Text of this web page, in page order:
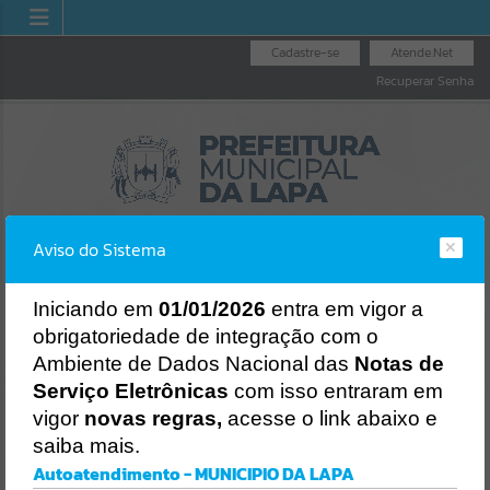
Atende.Net
Cadastre-se
Recuperar Senha
LICITAÇÕES
NOTA FISCAL
ELETRÔNICA
NACIONAL
Aviso do Sistema
Iniciando em 01/01/2026 entra em vigor a
obrigatoriedade de integração com o
Ambiente de Dados Nacional das Notas de
Serviço Eletrônicas com isso entraram em
vigor novas regras, acesse o link abaixo e
saiba mais.
Autoatendimento - MUNICIPIO DA LAPA
Erro
Gerenciamento do Sistema
Ocorreu um erro de script: